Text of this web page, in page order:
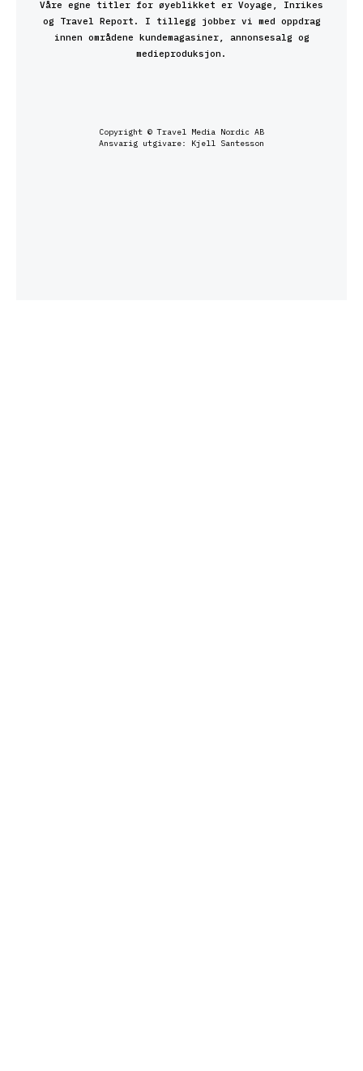
Våre egne titler for øyeblikket er Voyage, Inrikes
og Travel Report. I tillegg jobber vi med oppdrag
innen områdene kundemagasiner, annonsesalg og
medieproduksjon.
Copyright © Travel Media Nordic AB
Ansvarig utgivare: Kjell Santesson